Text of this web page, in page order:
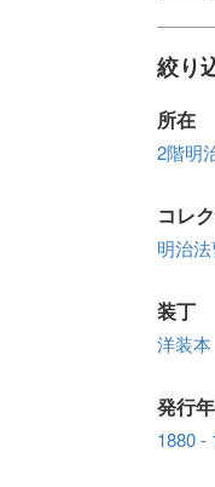
絞り
所在
2階明
コレ
明治
装丁
洋装本
発行年
1880 -